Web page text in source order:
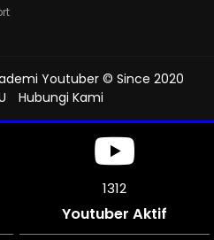
Youtuber © Since 2020
Hubungi Kami
1312
Youtuber Aktif